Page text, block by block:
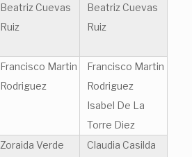
Beatriz Cuevas
Ruiz
Beatriz Cuevas
Ruiz
Francisco Martin
Rodriguez
Francisco Martin
Rodriguez
Isabel De La
Torre Diez
Zoraida Verde
Claudia Casilda